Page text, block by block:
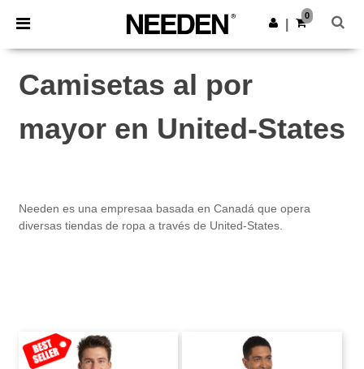
× App de Needen
¡Mejores precios en app!
Descargar app
0
Camisetas al por
mayor en United-States
Needen es una empresaa basada en Canadá que opera
diversas tiendas de ropa a través de United-States.